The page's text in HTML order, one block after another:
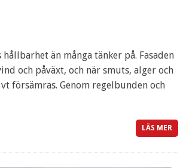
än många tänker på. Fasaden
och påväxt, och när smuts, alger och
försämras. Genom regelbunden och
LÄS MER